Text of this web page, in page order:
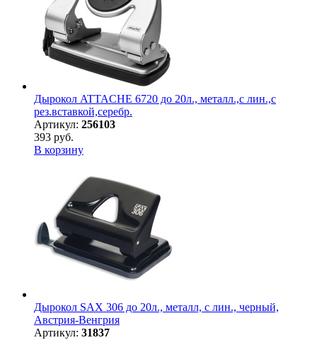
Дырокол ATTACHE 6720 до 20л., металл.,с лин.,с
рез.вставкой,серебр.
Артикул: 256103
393 руб.
В корзину
Дырокол SAX 306 до 20л., металл, с лин., черный,
Австрия-Венгрия
Артикул: 31837